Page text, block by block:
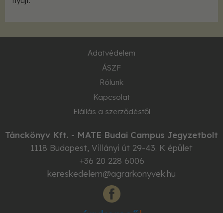
Adatvédelem
ÁSZF
Rólunk
Kapcsolat
Elállás a szerződéstől
Tánckönyv Kft. - MATE Budai Campus Jegyzetbolt
1118 Budapest, Villányi út 29-43. K épület
+36 20 228 6006
kereskedelem@agrarkonyvek.hu